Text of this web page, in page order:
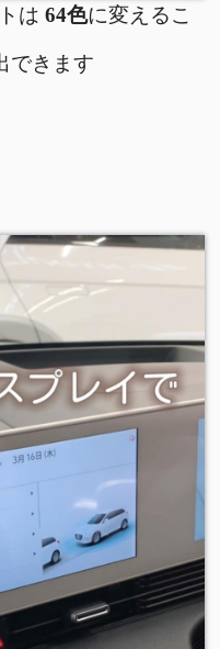
は 64色に変えるこ
できます